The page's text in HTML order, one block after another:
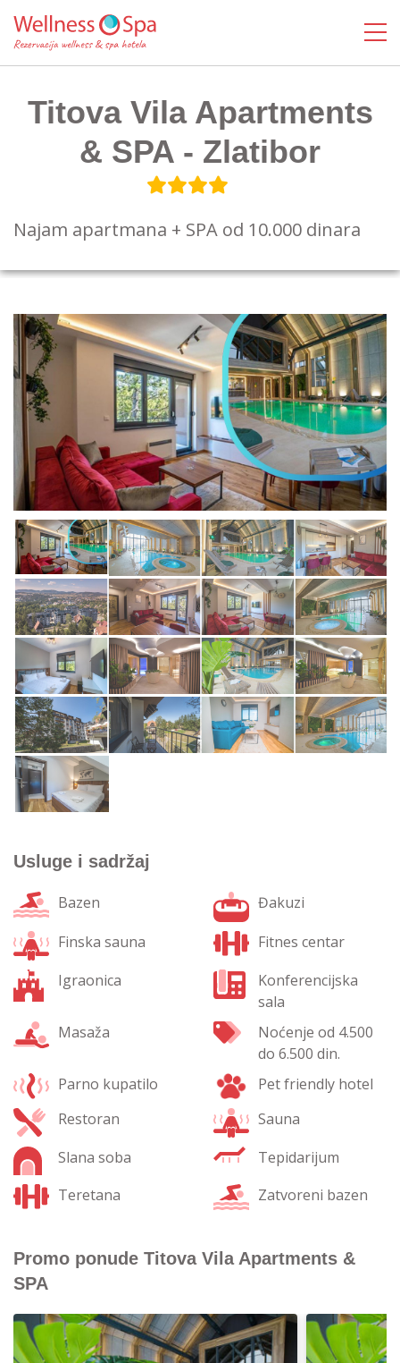
Titova Vila Apartments
& SPA - Zlatibor
Najam apartmana + SPA od 10.000 dinara
Usluge i sadržaj
Bazen
Đakuzi
Finska sauna
Fitnes centar
Igraonica
Konferencijska
sala
Masaža
Noćenje od 4.500
do 6.500 din.
Parno kupatilo
Pet friendly hotel
Restoran
Sauna
Slana soba
Tepidarijum
Teretana
Zatvoreni bazen
Promo ponude Titova Vila Apartments &
SPA